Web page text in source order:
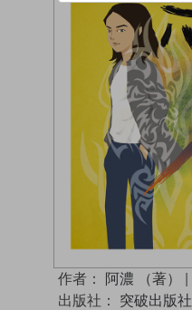
作者： 阿濃 （著） |
出版社： 突破出版社